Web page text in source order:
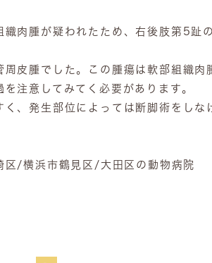
肉腫が疑われたため、右後肢第5趾
皮腫でした。この腫瘍は軟部組織肉
注意してみてく必要があります。
、発生部位によっては断脚術をしな
区/横浜市鶴見区/大田区の動物病院